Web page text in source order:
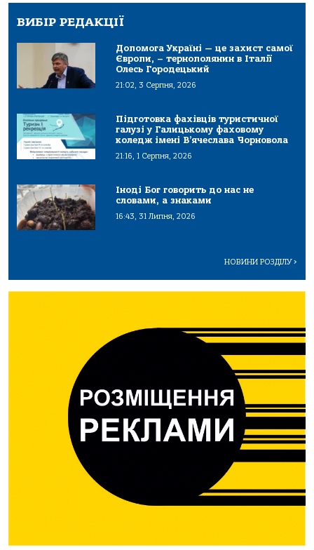
ВИБІР РЕДАКЦІЇ
Допомога Україні — це захист самої
Європи, – тернополянин в Італії
Олесь Городецький
21:02, 3 Серпня, 2026
Підготовка фахівців туристичної
галузі у Галицькому фаховому
коледж імені В’ячеслава Чорновола
21:16, 1 Серпня, 2026
Іноді Бог говорить до нас не
словами, а знаками
16:43, 31 Липня, 2026
НОВИНИ РОЗДІЛУ>